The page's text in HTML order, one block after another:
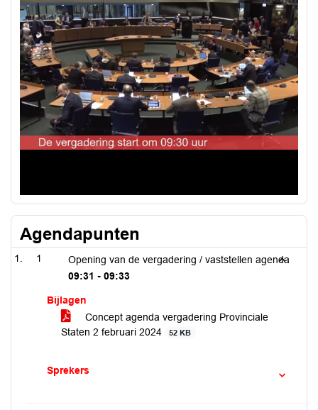
Video
Agendapunten
1
Opening van de vergadering / vaststellen agenda
09:31 - 09:33
Bijlagen
Concept agenda vergadering Provinciale
Staten 2 februari 2024
52 KB
Sprekers